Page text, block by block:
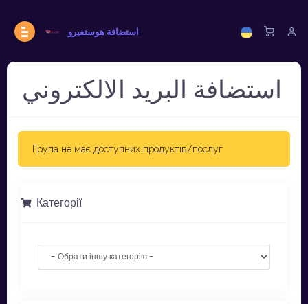
استضافة هوستفيرو
استضافة البريد الالكتروني
Група не має доступних продуктів/послуг
Категорії